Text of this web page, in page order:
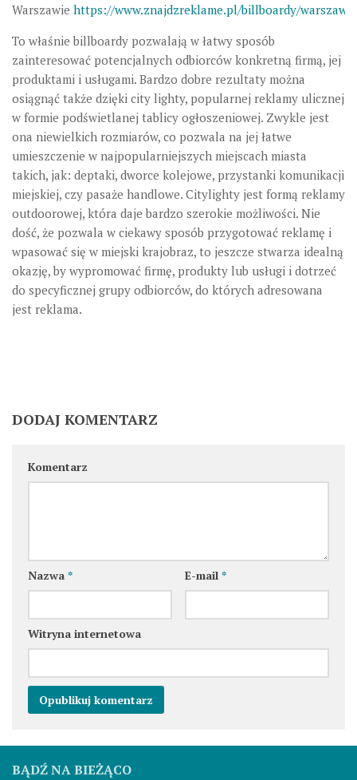
Warszawie https://www.znajdzreklame.pl/billboardy/warszawa
To właśnie billboardy pozwalają w łatwy sposób
zainteresować potencjalnych odbiorców konkretną firmą, jej
produktami i usługami. Bardzo dobre rezultaty można
osiągnąć także dzięki city lighty, popularnej reklamy ulicznej
w formie podświetlanej tablicy ogłoszeniowej. Zwykle jest
ona niewielkich rozmiarów, co pozwala na jej łatwe
umieszczenie w najpopularniejszych miejscach miasta
takich, jak: deptaki, dworce kolejowe, przystanki komunikacji
miejskiej, czy pasaże handlowe. Citylighty jest formą reklamy
outdoorowej, która daje bardzo szerokie możliwości. Nie
dość, że pozwala w ciekawy sposób przygotować reklamę i
wpasować się w miejski krajobraz, to jeszcze stwarza idealną
okazję, by wypromować firmę, produkty lub usługi i dotrzeć
do specyficznej grupy odbiorców, do których adresowana
jest reklama.
DODAJ KOMENTARZ
Komentarz
Nazwa * E-mail *
Witryna internetowa
BĄDŹ NA BIEŻĄCO